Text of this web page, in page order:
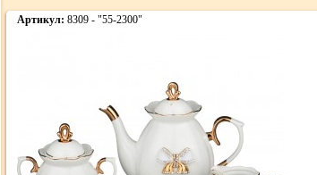
Артикул: 8309 - "55-2300"